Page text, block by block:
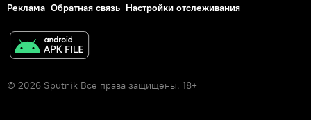
Реклама Обратная связь Настройки отслеживания
© 2026 Sputnik Все права защищены. 18+